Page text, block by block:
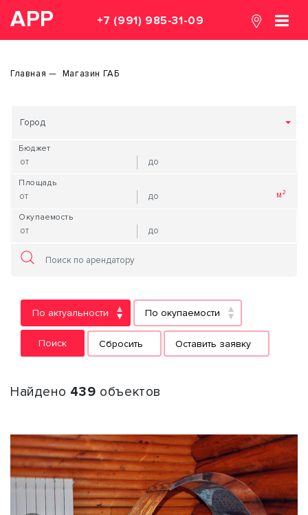
АРР +7 (991) 985-31-09
Главная Магазин ГАБ
Город
Бюджет
Площадь
Окупаемость
По актуальности По окупаемости
Поиск Сбросить Оставить заявку
Найдено 439 объектов